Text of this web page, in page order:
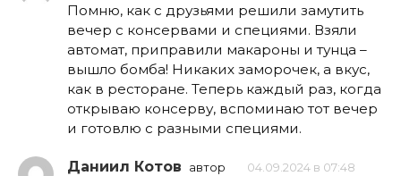
Помню, как с друзьями решили замутить
вечер с консервами и специями. Взяли
автомат, приправили макароны и тунца –
вышло бомба! Никаких заморочек, а вкус,
как в ресторане. Теперь каждый раз, когда
открываю консерву, вспоминаю тот вечер
и готовлю с разными специями.
Даниил Котов автор 04.09.2024 в 07:48